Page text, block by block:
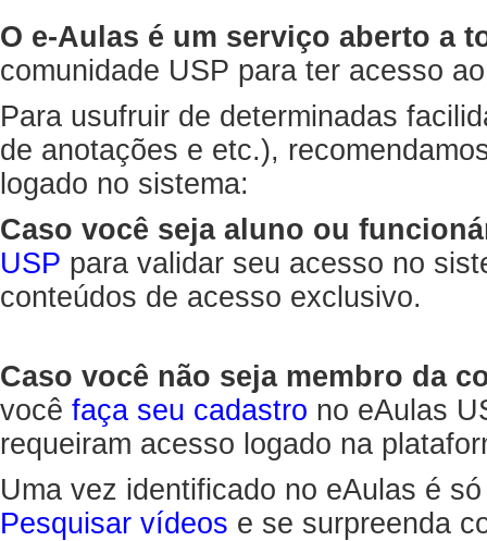
O e-Aulas é um serviço aberto a
comunidade USP para ter acesso
Para usufruir de determinadas
de anotações e etc.),
logado no sistema:
Caso você seja aluno ou
USP para validar seu acesso no
conteúdos de acesso exclusivo.
Caso você não seja membro da
você faça seu cadastro no eAulas
requeiram acesso logado na
Uma vez identificado no eAulas é
Pesquisar vídeos e se surpreenda